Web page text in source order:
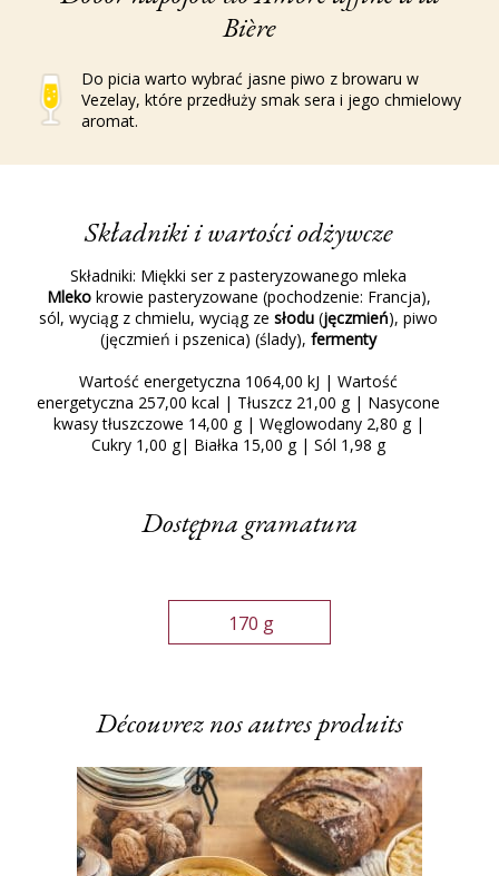
Bière
Do picia warto wybrać jasne piwo z browaru w
Vezelay, które przedłuży smak sera i jego chmielowy
aromat.
Składniki i wartości odżywcze
Składniki: Miękki ser z pasteryzowanego mleka
Mlekokrowie pasteryzowane (pochodzenie: Francja),
sól, wyciąg z chmielu, wyciąg ze słodu (jęczmień), piwo
(jęczmień i pszenica) (ślady), fermenty
Wartość energetyczna 1064,00 kJ | Wartość
energetyczna 257,00 kcal | Tłuszcz 21,00 g | Nasycone
kwasy tłuszczowe 14,00 g | Węglowodany 2,80 g |
Cukry 1,00 g| Białka 15,00 g | Sól 1,98 g
Dostępna gramatura
170 g
Découvrez nos autres produits